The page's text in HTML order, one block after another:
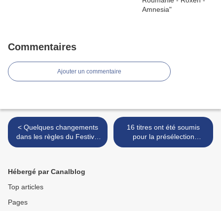
Commentaires
Ajouter un commentaire
< Quelques changements
dans les règles du Festival
de San Remo 2018
16 titres ont été soumis
pour la présélection
grecque >
Hébergé par Canalblog
Top articles
Pages